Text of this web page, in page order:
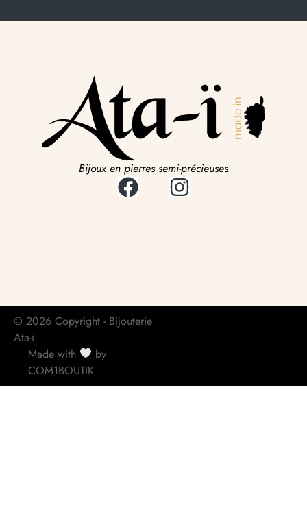
Bijoux en pierres semi-précieuses
© 2026 Copyright - Bijouterie
Ata-ï
Made with
by
COM1BOUTIK